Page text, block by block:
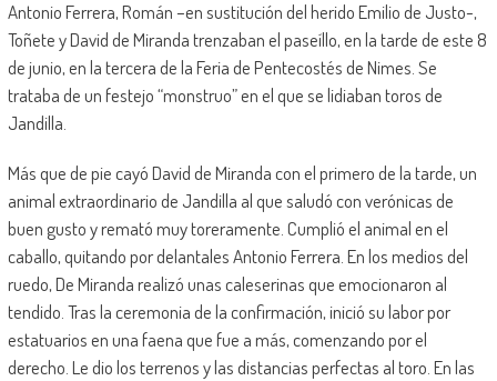
Antonio Ferrera, Román –en sustitución del herido Emilio de Justo-,
Toñete y David de Miranda trenzaban el paseíllo, en la tarde de este 8
de junio, en la tercera de la Feria de Pentecostés de Nimes. Se
trataba de un festejo “monstruo” en el que se lidiaban toros de
Jandilla.
Más que de pie cayó David de Miranda con el primero de la tarde, un
animal extraordinario de Jandilla al que saludó con verónicas de
buen gusto y remató muy toreramente. Cumplió el animal en el
caballo, quitando por delantales Antonio Ferrera. En los medios del
ruedo, De Miranda realizó unas caleserinas que emocionaron al
tendido. Tras la ceremonia de la confirmación, inició su labor por
estatuarios en una faena que fue a más, comenzando por el
derecho. Le dio los terrenos y las distancias perfectas al toro. En las